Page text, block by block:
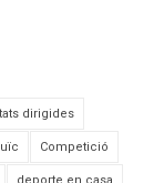
dirigides
Competició